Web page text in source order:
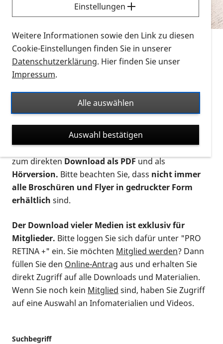
suchen und dieses bestellen bzw. herunterladen
können? Schauen Sie sich dieErklärvideos zum
Thema Infomaterial auf der PRO RETINA-Website
für blinde und sehbehinderte Menschen an.
Auf dieser Seite finden Sie sämtliches Infomaterial
Ort. Nutzen Sie den Formatfilter, um ausschließlich
nach Flyern und Broschüren, Audios oder Videos zu
suchen. Die meisten Flyer und Broschüren werden in
verschiedenen Formaten angeboten: zur
postalischen Bestellung als gedruckte Variante
zum direktenDownload als PDFund als
Hörversion. Bitte beachten Sie, dass nicht immer
alle Broschüren und Flyer in gedruckter Form
erhältlich sind.
Der Download vieler Medien ist exklusiv für
Mitglieder. Bitte loggen Sie sich dafür unter "PRO
RETINA +" ein. Sie möchten Mitglied werden? Dann
füllen Sie den Online-Antrag aus und erhalten Sie
direkt Zugriff auf alle Downloads und Materialien.
Wenn Sie noch kein Mitglied sind, haben Sie Zugriff
auf eine Auswahl an Infomaterialien und Videos.
Suchbegriff
Einstellungen
Weitere Informationen sowie den Link zu diesen
Cookie-Einstellungen finden Sie in unserer
Datenschutzerklärung. Hier finden Sie unser
Impressum.
Alle auswählen
Auswahl bestätigen